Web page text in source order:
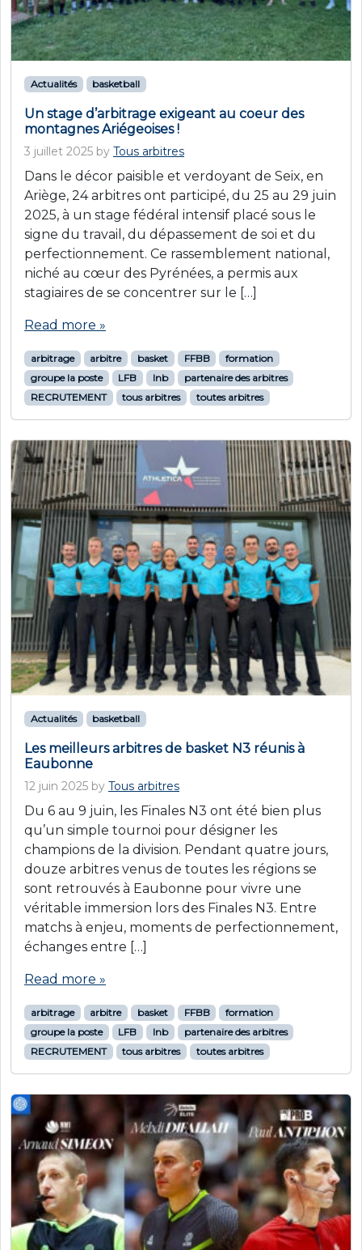
Actualités basketball
Un stage d’arbitrage exigeant au coeur des
montagnes Ariégeoises !
3 juillet 2025 by Tous arbitres
Dans le décor paisible et verdoyant de Seix, en
Ariège, 24 arbitres ont participé, du 25 au 29 juin
2025, à un stage fédéral intensif placé sous le
signe du travail, du dépassement de soi et du
perfectionnement. Ce rassemblement national,
niché au cœur des Pyrénées, a permis aux
stagiaires de se concentrer sur le […]
Read more »
arbitrage arbitre basket FFBB
formation
groupe la poste
LFB lnb
partenaire des arbitres
RECRUTEMENT
tous arbitres toutes arbitres
Actualités basketball
Les meilleurs arbitres de basket N3 réunis à
Eaubonne
12 juin 2025 by Tous arbitres
Du 6 au 9 juin, les Finales N3 ont été bien plus
qu’un simple tournoi pour désigner les
champions de la division. Pendant quatre jours,
douze arbitres venus de toutes les régions se
sont retrouvés à Eaubonne pour vivre une
véritable immersion lors des Finales N3. Entre
matchs à enjeu, moments de perfectionnement,
échanges entre […]
Read more »
arbitrage arbitre basket FFBB
formation
groupe la poste
LFB lnb
partenaire des arbitres
RECRUTEMENT
tous arbitres toutes arbitres